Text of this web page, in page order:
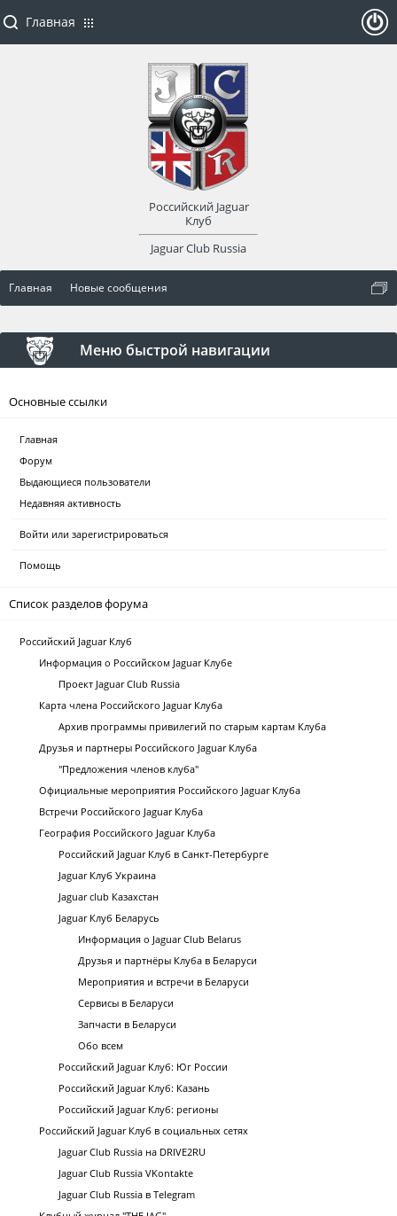
Главная Новые сообщения
Меню быстрой навигации
Основные ссылки
Главная
Форум
Выдающиеся пользователи
Недавняя активность
Войти или зарегистрироваться
Помощь
Список разделов форума
Российский Jaguar Клуб
Информация о Российском Jaguar Клубе
Проект Jaguar Club Russia
Карта члена Российского Jaguar Клуба
Архив программы привилегий по старым картам Клуба
Друзья и партнеры Российского Jaguar Клуба
"Предложения членов клуба"
Официальные мероприятия Российского Jaguar Клуба
Встречи Российского Jaguar Клуба
География Российского Jaguar Клуба
Российский Jaguar Клуб в Санкт-Петербурге
Jaguar Клуб Украина
Jaguar club Казахстан
Jaguar Клуб Беларусь
Информация о Jaguar Club Belarus
Друзья и партнёры Клуба в Беларуси
Мероприятия и встречи в Беларуси
Сервисы в Беларуси
Запчасти в Беларуси
Обо всем
Российский Jaguar Клуб: Юг России
Российский Jaguar Клуб: Казань
Российский Jaguar Клуб: регионы
Российский Jaguar Клуб в социальных сетях
Jaguar Club Russia на DRIVE2RU
Jaguar Club Russia VKontakte
Jaguar Club Russia в Telegram
Главная
Российский Jaguar
Клуб
Jaguar Club Russia
оват